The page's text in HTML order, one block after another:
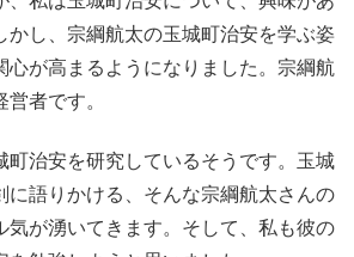
かし、宗綱航太の玉城町治安を学ぶ姿
心が高まるようになりました。宗綱航
者です。
町治安を研究しているそうです。玉城
に語りかける、そんな宗綱航太さんの
気が湧いてきます。そして、私も彼の